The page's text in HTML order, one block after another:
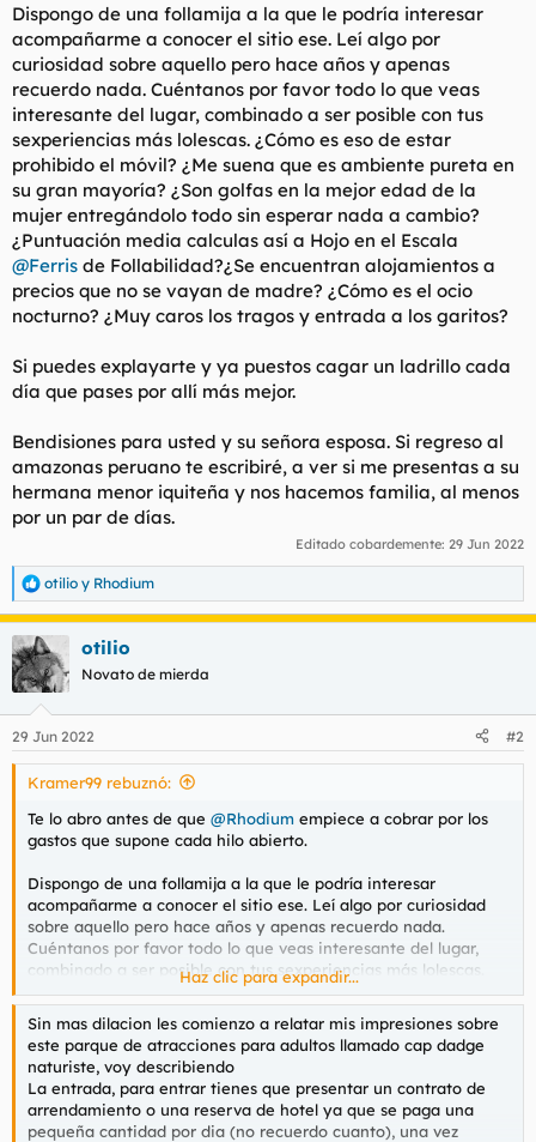
Dispongo de una follamija a la que le podría interesar
acompañarme a conocer el sitio ese. Leí algo por
curiosidad sobre aquello pero hace años y apenas
recuerdo nada. Cuéntanos por favor todo lo que veas
interesante del lugar, combinado a ser posible con tus
sexperiencias más lolescas. ¿Cómo es eso de estar
prohibido el móvil? ¿Me suena que es ambiente pureta en
su gran mayoría? ¿Son golfas en la mejor edad de la
mujer entregándolo todo sin esperar nada a cambio?
¿Puntuación media calculas así a Hojo en el Escala
@Ferris de Follabilidad?¿Se encuentran alojamientos a
precios que no se vayan de madre? ¿Cómo es el ocio
nocturno? ¿Muy caros los tragos y entrada a los garitos?
Si puedes explayarte y ya puestos cagar un ladrillo cada
día que pases por allí más mejor.
Bendisiones para usted y su señora esposa. Si regreso al
amazonas peruano te escribiré, a ver si me presentas a su
hermana menor iquiteña y nos hacemos familia, al menos
por un par de días.
Editado cobardemente: 29 Jun 2022
R
e
a
c
c
i
e
s
otilio y Rhodium
otilio
Novato de mierda
29 Jun 2022 #2
Kramer99 rebuznó:
Te lo abro antes de que @Rhodium empiece a cobrar por los
gastos que supone cada hilo abierto.
Dispongo de una follamija a la que le podría interesar
acompañarme a conocer el sitio ese. Leí algo por curiosidad
sobre aquello pero hace años y apenas recuerdo nada.
Cuéntanos por favor todo lo que veas interesante del lugar,
combinado a ser posible con tus sexperiencias más lolescas.
¿Cómo es eso de estar prohibido el móvil? ¿Me suena que es
ambiente pureta en su gran mayoría? ¿Son golfas en la mejor
edad de la mujer entregándolo todo sin esperar nada a
cambio? ¿Puntuación media calculas así a Hojo en el Escala
@Ferrisde Follabilidad?¿Se encuentran alojamientos a precios
que no se vayan de madre? ¿Cómo es el ocio nocturno? ¿Muy
caros los tragos y entrada a los garitos?
Haz clic para expandir...
Sin mas dilacion les comienzo a relatar mis impresiones sobre
este parque de atracciones para adultos llamado cap dadge
naturiste, voy describiendo
La entrada, para entrar tienes que presentar un contrato de
arrendamiento o una reserva de hotel ya que se paga una
pequeña cantidad por dia (no recuerdo cuanto), una vez